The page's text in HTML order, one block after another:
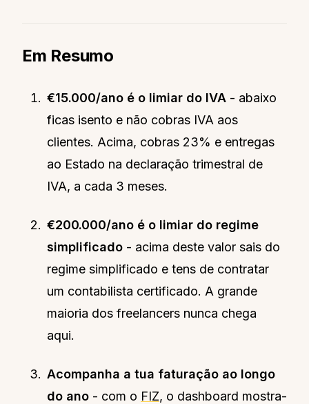
Em Resumo
€15.000/ano é o limiar do IVA - abaixo
ficas isento e não cobras IVA aos
clientes. Acima, cobras 23% e entregas
ao Estado na declaração trimestral de
IVA, a cada 3 meses.
€200.000/ano é o limiar do regime
simplificado - acima deste valor sais do
regime simplificado e tens de contratar
um contabilista certificado. A grande
maioria dos freelancers nunca chega
aqui.
Acompanha a tua faturação ao longo
do ano - com o FIZ, o dashboard mostra-